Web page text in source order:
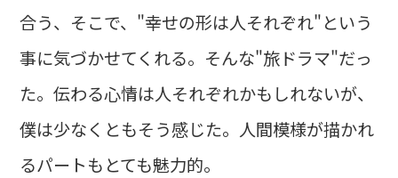
合う、そこで、"幸せの形は人それぞれ"という
事に気づかせてくれる。そんな"旅ドラマ"だっ
た。伝わる心情は人それぞれかもしれないが、
僕は少なくともそう感じた。人間模様が描かれ
るパートもとても魅力的。